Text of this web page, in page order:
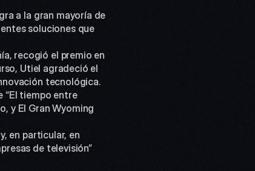
soluciones que
Utiel agradeció el
tecnológica.
y El Gran Wyoming
de televisión”